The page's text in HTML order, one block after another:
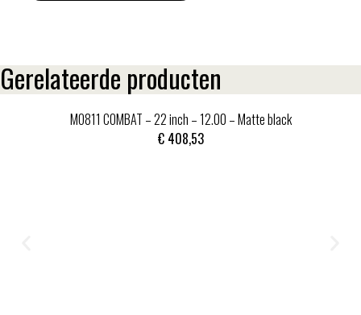
Gerelateerde producten
MO811 COMBAT – 22 inch – 12.00 – Matte black
€408,53